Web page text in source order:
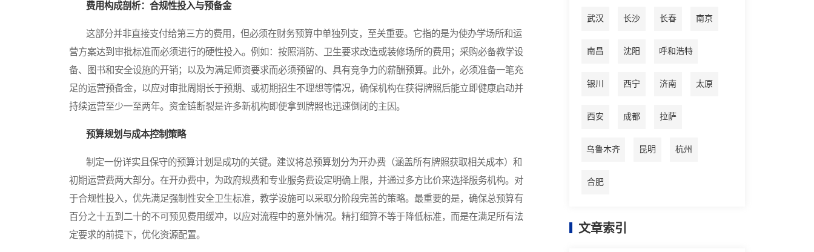
费用构成剖析：合规性投入与预备金
这部分并非直接支付给第三方的费用，但必须在财务预算中单独列支，至关重要。它指的是为使办学场所和运
营方案达到审批标准而必须进行的硬性投入。例如：按照消防、卫生要求改造或装修场所的费用；采购必备教学设
备、图书和安全设施的开销；以及为满足师资要求而必须预留的、具有竞争力的薪酬预算。此外，必须准备一笔充
足的运营预备金，以应对审批周期长于预期、或初期招生不理想等情况，确保机构在获得牌照后能立即健康启动并
持续运营至少一至两年。资金链断裂是许多新机构即便拿到牌照也迅速倒闭的主因。
预算规划与成本控制策略
制定一份详实且保守的预算计划是成功的关键。建议将总预算划分为开办费（涵盖所有牌照获取相关成本）和
初期运营费两大部分。在开办费中，为政府规费和专业服务费设定明确上限，并通过多方比价来选择服务机构。对
于合规性投入，优先满足强制性安全卫生标准，教学设施可以采取分阶段完善的策略。最重要的是，确保总预算有
百分之十五到二十的不可预见费用缓冲，以应对流程中的意外情况。精打细算不等于降低标准，而是在满足所有法
定要求的前提下，优化资源配置。
武汉 长沙 长春 南京
南昌 沈阳 呼和浩特
银川 西宁 济南 太原
西安 成都 拉萨
乌鲁木齐 昆明 杭州
合肥
文章索引